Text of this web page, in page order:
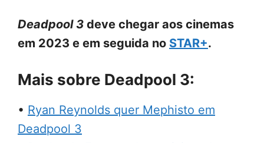
Deadpool 3 deve chegar aos cinemas
em 2023 e em seguida no STAR+.
Mais sobre Deadpool 3:
• Ryan Reynolds quer Mephisto em
Deadpool 3